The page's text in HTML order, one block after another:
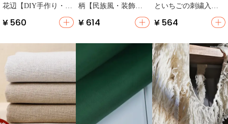
花辺【DIY手作り・服
飾】
¥ 560
柄【民族風・装飾用
¥ 614
といちごの刺繍入り
コットン生地【カラ
フルなレース・手芸
¥ 564